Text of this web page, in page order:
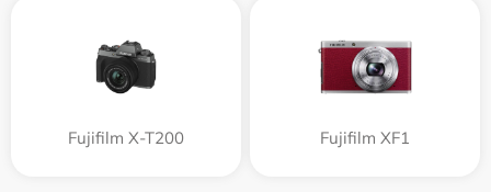
Fujifilm X-T200 Fujifilm XF1